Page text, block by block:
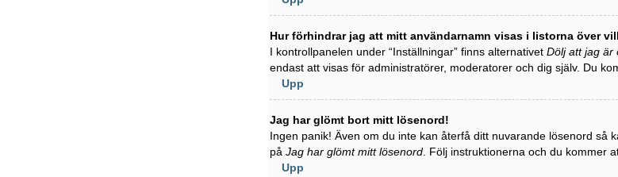
Hur förhindrar jag att mitt användarnamn visas i listorna över
I kontrollpanelen under “Inställningar” finns alternativet Dölj att jag är
endast att visas för administratörer, moderatorer och dig själv. Du
Upp
Jag har glömt bort mitt lösenord!
Ingen panik! Även om du inte kan återfå ditt nuvarande lösenord så
på Jag har glömt mitt lösenord. Följ instruktionerna och du kommer
Upp